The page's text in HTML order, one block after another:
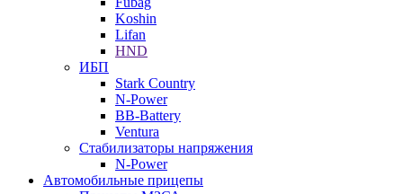
Koshin
Lifan
HND
ИБП
Stark Country
N-Power
BB-Battery
Ventura
Стабилизаторы напряжения
N-Power
Автомобильные прицепы